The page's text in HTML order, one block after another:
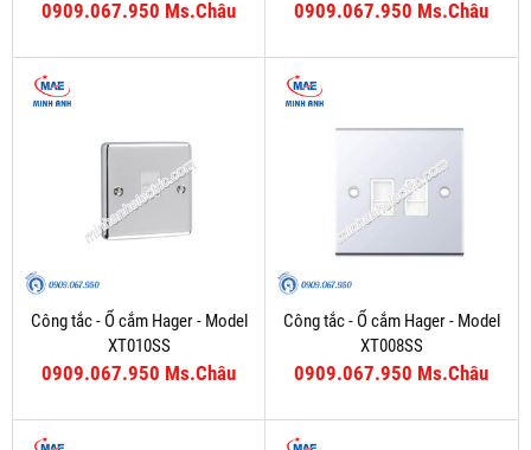
0909.067.950 Ms.Châu 0909.067.950 Ms.Châu
Công tắc - Ổ cắm Hager - Model
XT010SS
0909.067.950 Ms.Châu
Công tắc - Ổ cắm Hager - Model
XT008SS
0909.067.950 Ms.Châu